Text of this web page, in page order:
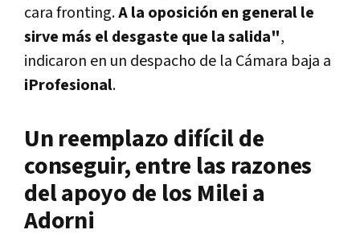
cara fronting.A la oposición en general le
sirve más el desgaste que la salida",
indicaron en un despacho de la Cámara baja a
iProfesional.
Un reemplazo difícil de
conseguir, entre las razones
del apoyo de los Milei a
Adorni